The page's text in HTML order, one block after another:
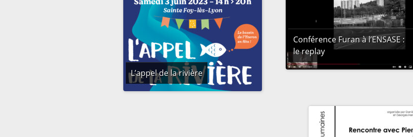
L’appel de la rivière
Conférence Furan à l’ENSASE :
le replay